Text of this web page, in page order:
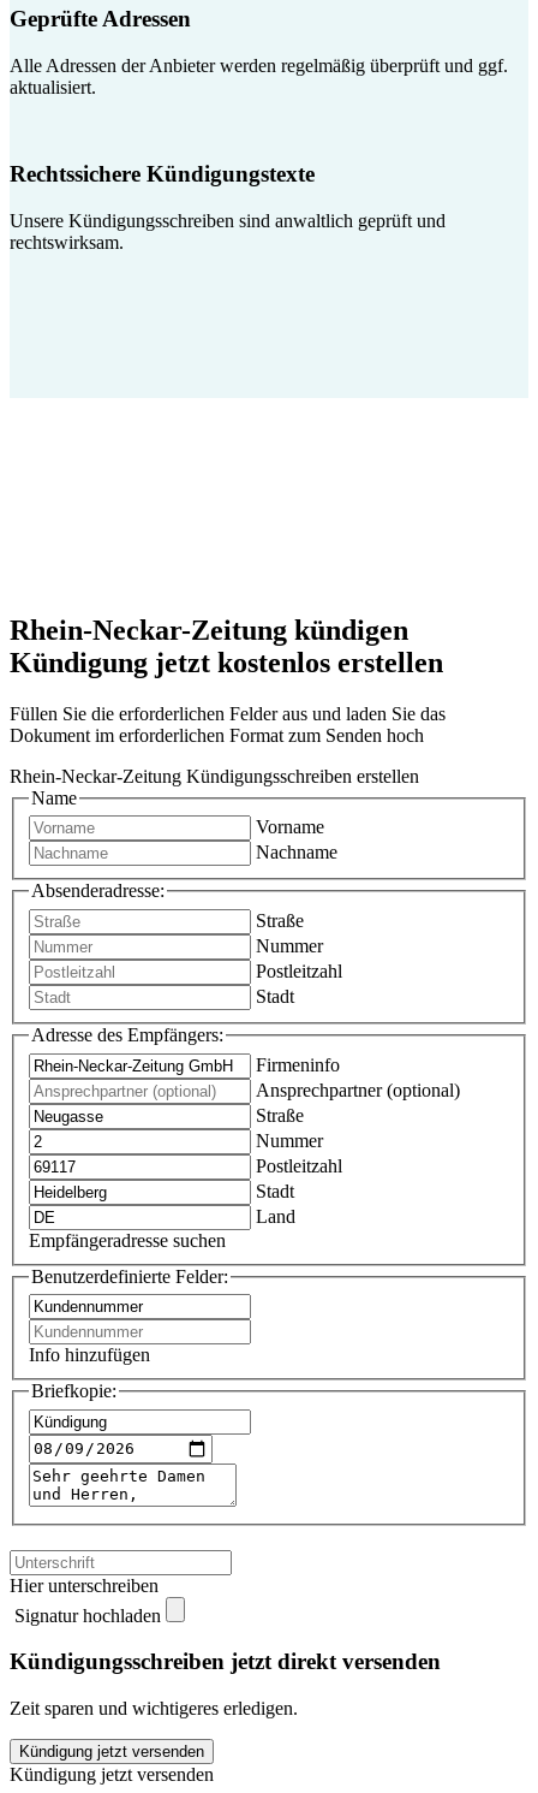
Geprüfte Adressen
Alle Adressen der Anbieter werden regelmäßig überprüft und ggf.
aktualisiert.
Rechtssichere Kündigungstexte
Unsere Kündigungsschreiben sind anwaltlich geprüft und
rechtswirksam.
Rhein-Neckar-Zeitung kündigen
Kündigung jetzt kostenlos erstellen
Füllen Sie die erforderlichen Felder aus und laden Sie das
Dokument im erforderlichen Format zum Senden hoch
Rhein-Neckar-Zeitung Kündigungsschreiben erstellen
Name
Vorname
Nachname
Absenderadresse:
Straße
Nummer
Postleitzahl
Stadt
Adresse des Empfängers:
Firmeninfo
Ansprechpartner (optional)
Straße
Nummer
Postleitzahl
Stadt
Land
Empfängeradresse suchen
Benutzerdefinierte Felder:
Info hinzufügen
Briefkopie:
Hier unterschreiben
Signatur hochladen
Kündigungsschreiben jetzt direkt versenden
Zeit sparen und wichtigeres erledigen.
Rhein-
Neckar-
Kündigung jetzt versenden
Kündigung jetzt versenden